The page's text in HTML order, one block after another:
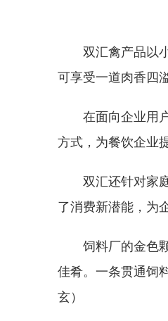
双汇禽产品以
可享受一道肉香四
在面向企业用
方式，为餐饮企业
双汇还针对家
了消费新潜能，为
饲料厂的金色
佳肴。一条贯通饲
玄）